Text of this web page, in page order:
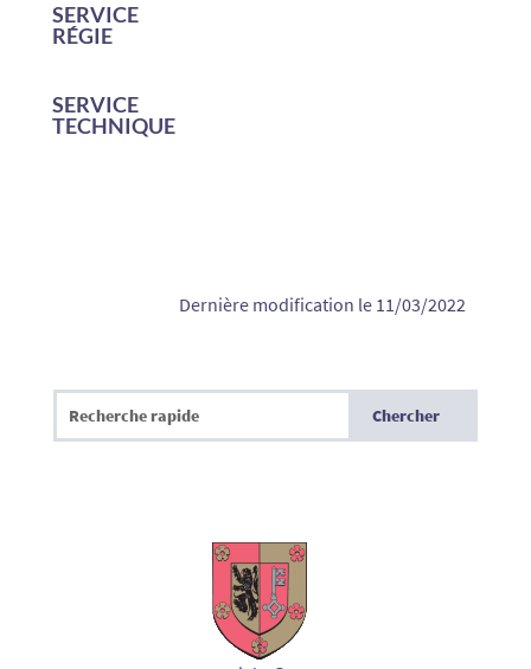
SERVICE
RÉGIE
SERVICE
TECHNIQUE
Dernière modification le 11/03/2022